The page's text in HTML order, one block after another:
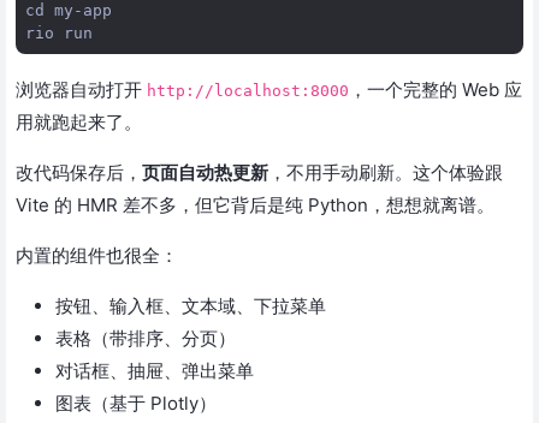
cd
my-app
rio
浏览器自动打开 http://localhost:8000 ，一个完整的 Web 应
用就跑起来了。
改代码保存后， 页面自动热更新 ，不用手动刷新。这个体验跟
Vite 的 HMR 差不多，但它背后是纯 Python，想想就离谱。
内置的组件也很全：
按钮、输入框、文本域、下拉菜单
表格（带排序、分页）
对话框、抽屉、弹出菜单
图表（基于 Plotly）